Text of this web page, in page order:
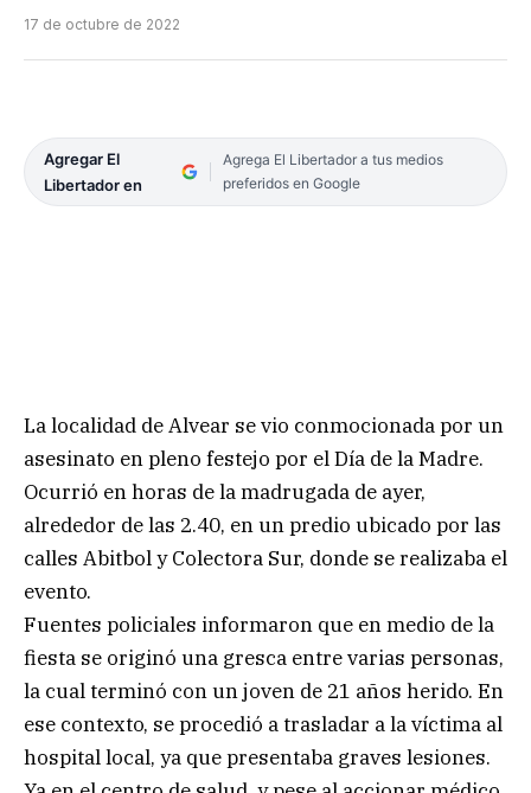
17 de octubre de 2022
Agregar El
Libertador en
Agrega El Libertador a tus medios
preferidos en Google
La localidad de Alvear se vio conmocionada por un
asesinato en pleno festejo por el Día de la Madre.
Ocurrió en horas de la madrugada de ayer,
alrededor de las 2.40, en un predio ubicado por las
calles Abitbol y Colectora Sur, donde se realizaba el
evento.
Fuentes policiales informaron que en medio de la
fiesta se originó una gresca entre varias personas,
la cual terminó con un joven de 21 años herido. En
ese contexto, se procedió a trasladar a la víctima al
hospital local, ya que presentaba graves lesiones.